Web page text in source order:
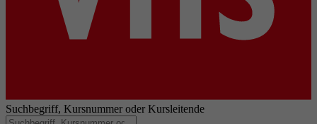
Suchbegriff, Kursnummer oder Kursleitende